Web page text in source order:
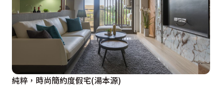
純粹，時尚簡約度假宅(湯本源)